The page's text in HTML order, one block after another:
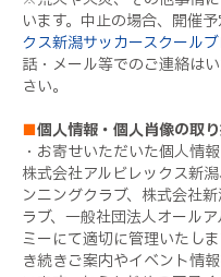
います。中止の場合、開催
クス新潟サッカースクール
話・メール等でのご連絡は
さい。
■個人情報・個人肖像の取
・お寄せいただいた個人情
株式会社アルビレックス新
ンニングクラブ、株式会社
ラブ、一般社団法人オール
ミーにて適切に管理いたし
き続きご案内やイベント情